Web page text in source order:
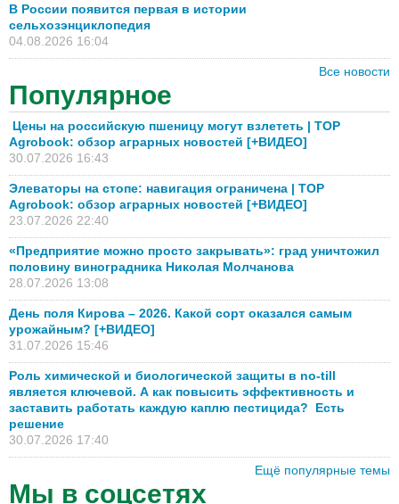
В России появится первая в истории
сельхозэнциклопедия
04.08.2026 16:04
Все новости
Популярное
Цены на российскую пшеницу могут взлететь | TOP
Agrobook: обзор аграрных новостей [+ВИДЕО]
30.07.2026 16:43
Элеваторы на стопе: навигация ограничена | TOP
Agrobook: обзор аграрных новостей [+ВИДЕО]
23.07.2026 22:40
«Предприятие можно просто закрывать»: град уничтожил
половину виноградника Николая Молчанова
28.07.2026 13:08
День поля Кирова – 2026. Какой сорт оказался самым
урожайным? [+ВИДЕО]
31.07.2026 15:46
Роль химической и биологической защиты в no-till
является ключевой. А как повысить эффективность и
заставить работать каждую каплю пестицида? Есть
решение
30.07.2026 17:40
Ещё популярные темы
Мы в соцсетях